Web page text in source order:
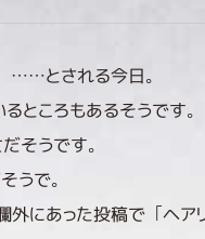
……とされる今日。
ところもあるそうです
そうです。
うで。
にあった投稿で「ヘア